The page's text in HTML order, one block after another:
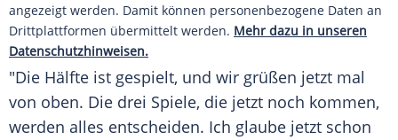
angezeigt werden. Damit können personenbezogene Daten an
Drittplattformen übermittelt werden. Mehr dazu in unseren
Datenschutzhinweisen.
"Die Hälfte ist gespielt, und wir grüßen jetzt mal
von oben. Die drei Spiele, die jetzt noch kommen,
werden alles entscheiden. Ich glaube jetzt schon